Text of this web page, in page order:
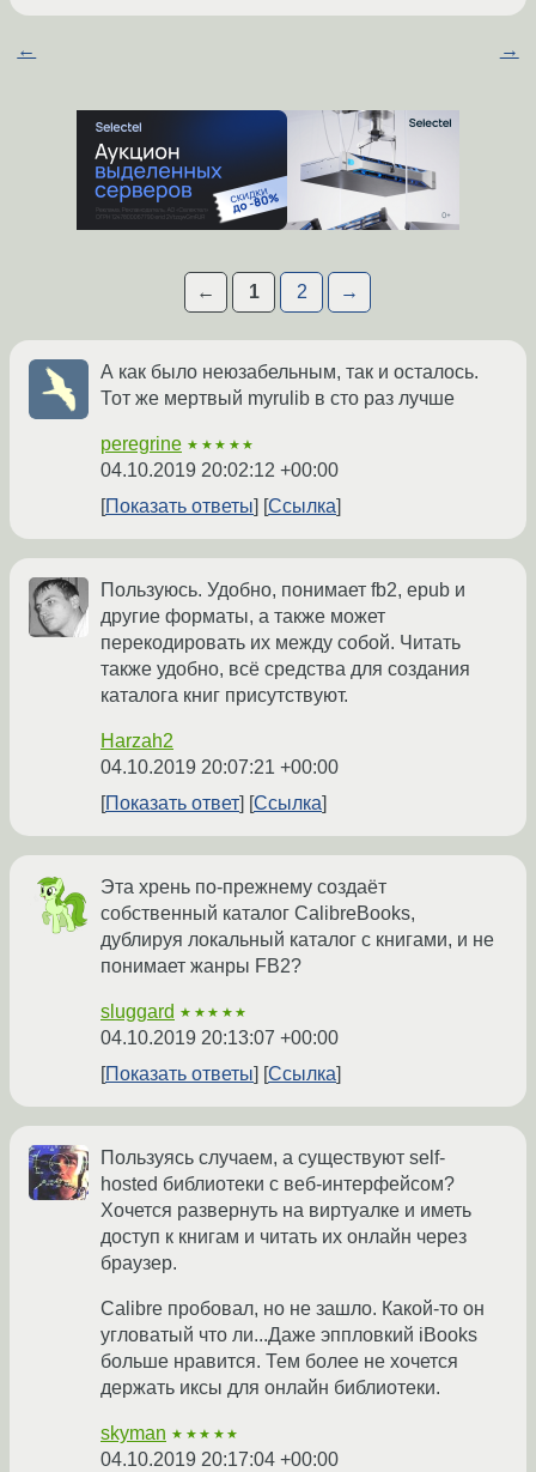
← →
← 1 2 →
А как было неюзабельным, так и осталось.
Тот же мертвый myrulib в сто раз лучше
peregrine ★★★★★
04.10.2019 20:02:12 +00:00
Показать ответы
Ссылка
Пользуюсь. Удобно, понимает fb2, epub и
другие форматы, а также может
перекодировать их между собой. Читать
также удобно, всё средства для создания
каталога книг присутствуют.
Harzah2
04.10.2019 20:07:21 +00:00
Показать ответ
Ссылка
Эта хрень по-прежнему создаёт
собственный каталог CalibreBooks,
дублируя локальный каталог с книгами, и не
понимает жанры FB2?
sluggard ★★★★★
04.10.2019 20:13:07 +00:00
Показать ответы
Ссылка
Пользуясь случаем, а существуют self-
hosted библиотеки с веб-интерфейсом?
Хочется развернуть на виртуалке и иметь
доступ к книгам и читать их онлайн через
браузер.
Calibre пробовал, но не зашло. Какой-то он
угловатый что ли...Даже эппловкий iBooks
больше нравится. Тем более не хочется
держать иксы для онлайн библиотеки.
skyman ★★★★★
04.10.2019 20:17:04 +00:00